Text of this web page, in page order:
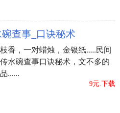
碗查事_口诀秘术
香，一对蜡烛，金银纸.....民间
水碗查事口诀秘术，文不多的
......
9元.下载